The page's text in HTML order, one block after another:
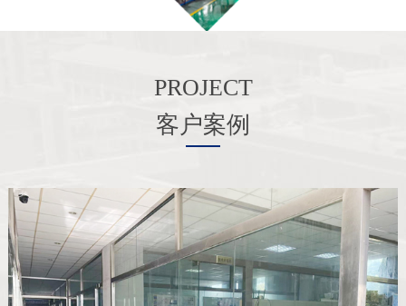
PROJECT
客户案例